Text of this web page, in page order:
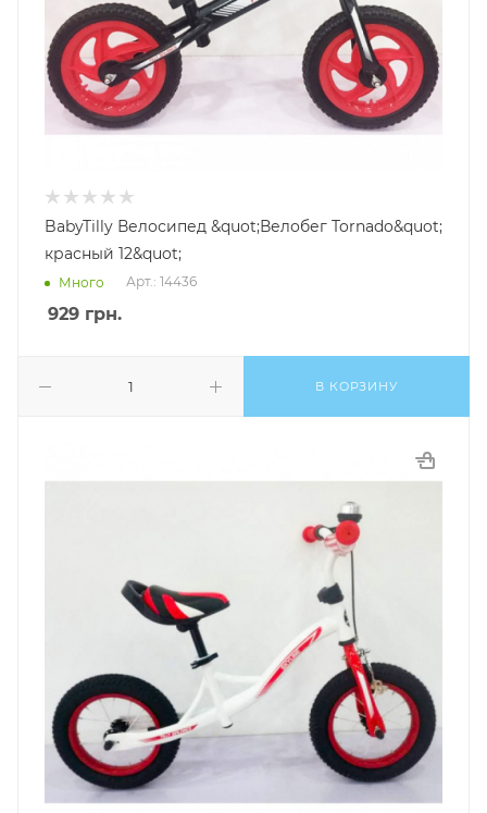
BabyTilly Велосипед &quot;Велобег Tornado&quot;
красный 12&quot;
Много Арт.: 14436
929 грн.
В КОРЗИНУ